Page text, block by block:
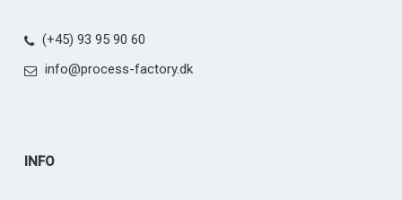
(+45) 93 95 90 60
info@process-factory.dk
INFO